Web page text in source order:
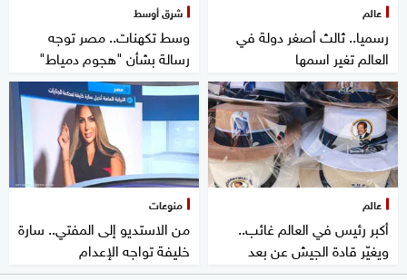
عالم
رسميا.. ثالث أصغر دولة في
العالم تغير اسمها
شرق أوسط
وسط تكهنات.. مصر توجه
رسالة بشأن "هجوم دمياط"
عالم
أكبر رئيس في العالم غائب..
ويغيّر قادة الجيش عن بعد
منوعات
من الاستديو إلى المفتي.. سارة
خليفة تواجه الإعدام